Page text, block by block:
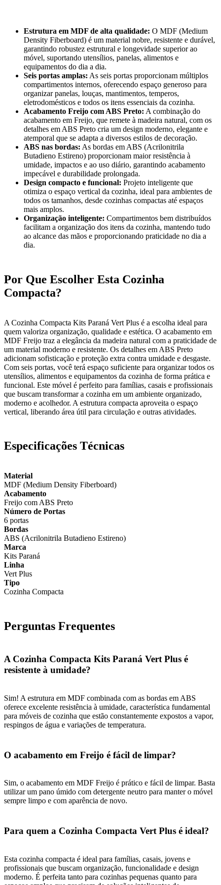
Estrutura em MDF de alta qualidade: O MDF (Medium
Density Fiberboard) é um material nobre, resistente e durável,
garantindo robustez estrutural e longevidade superior ao
móvel, suportando utensílios, panelas, alimentos e
equipamentos do dia a dia.
Seis portas amplas: As seis portas proporcionam múltiplos
compartimentos internos, oferecendo espaço generoso para
organizar panelas, louças, mantimentos, temperos,
eletrodomésticos e todos os itens essenciais da cozinha.
Acabamento Freijo com ABS Preto: A combinação do
acabamento em Freijo, que remete à madeira natural, com os
detalhes em ABS Preto cria um design moderno, elegante e
atemporal que se adapta a diversos estilos de decoração.
ABS nas bordas: As bordas em ABS (Acrilonitrila
Butadieno Estireno) proporcionam maior resistência à
umidade, impactos e ao uso diário, garantindo acabamento
impecável e durabilidade prolongada.
Design compacto e funcional: Projeto inteligente que
otimiza o espaço vertical da cozinha, ideal para ambientes de
todos os tamanhos, desde cozinhas compactas até espaços
mais amplos.
Organização inteligente: Compartimentos bem distribuídos
facilitam a organização dos itens da cozinha, mantendo tudo
ao alcance das mãos e proporcionando praticidade no dia a
dia.
Por Que Escolher Esta Cozinha
Compacta?
A Cozinha Compacta Kits Paraná Vert Plus é a escolha ideal para
quem valoriza organização, qualidade e estética. O acabamento em
MDF Freijo traz a elegância da madeira natural com a praticidade de
um material moderno e resistente. Os detalhes em ABS Preto
adicionam sofisticação e proteção extra contra umidade e desgaste.
Com seis portas, você terá espaço suficiente para organizar todos os
utensílios, alimentos e equipamentos da cozinha de forma prática e
funcional. Este móvel é perfeito para famílias, casais e profissionais
que buscam transformar a cozinha em um ambiente organizado,
moderno e acolhedor. A estrutura compacta aproveita o espaço
vertical, liberando área útil para circulação e outras atividades.
Especificações Técnicas
Material
MDF (Medium Density Fiberboard)
Acabamento
Freijo com ABS Preto
Número de Portas
6 portas
Bordas
ABS (Acrilonitrila Butadieno Estireno)
Marca
Kits Paraná
Linha
Vert Plus
Tipo
Cozinha Compacta
Perguntas Frequentes
A Cozinha Compacta Kits Paraná Vert Plus é
resistente à umidade?
Sim! A estrutura em MDF combinada com as bordas em ABS
oferece excelente resistência à umidade, característica fundamental
para móveis de cozinha que estão constantemente expostos a vapor,
respingos de água e variações de temperatura.
O acabamento em Freijo é fácil de limpar?
Sim, o acabamento em MDF Freijo é prático e fácil de limpar. Basta
utilizar um pano úmido com detergente neutro para manter o móvel
sempre limpo e com aparência de novo.
Para quem a Cozinha Compacta Vert Plus é ideal?
Esta cozinha compacta é ideal para famílias, casais, jovens e
profissionais que buscam organização, funcionalidade e design
moderno. É perfeita tanto para cozinhas pequenas quanto para